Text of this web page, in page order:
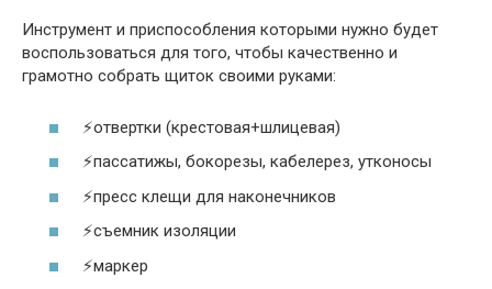
Инструмент и приспособления которыми нужно будет
воспользоваться для того, чтобы качественно и
грамотно собрать щиток своими руками:
⚡отвертки (крестовая+шлицевая)
⚡пассатижы, бокорезы, кабелерез, утконосы
⚡пресс клещи для наконечников
⚡съемник изоляции
⚡маркер